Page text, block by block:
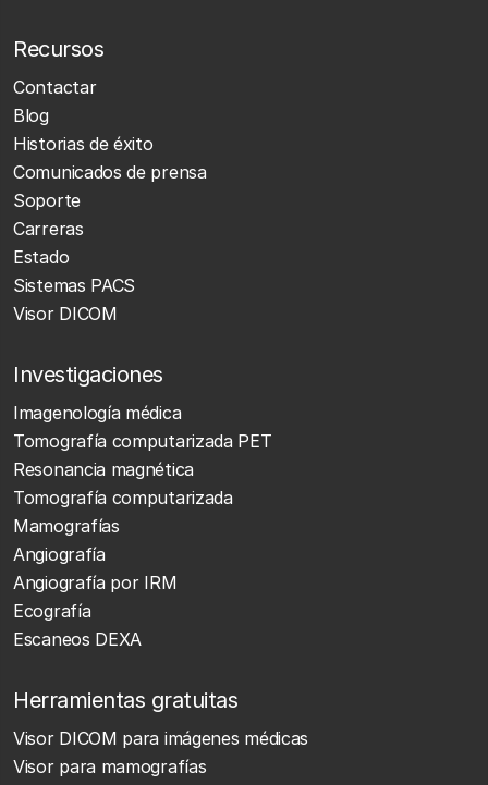
Recursos
Contactar
Blog
Historias de éxito
Comunicados de prensa
Soporte
Carreras
Estado
Sistemas PACS
Visor DICOM
Investigaciones
Imagenología médica
Tomografía computarizada PET
Resonancia magnética
Tomografía computarizada
Mamografías
Angiografía
Angiografía por IRM
Ecografía
Escaneos DEXA
Herramientas gratuitas
Visor DICOM para imágenes médicas
Visor para mamografías